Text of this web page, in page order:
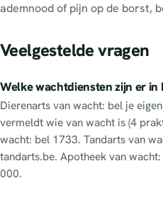
ademnood of pijn op de borst,
Veelgestelde vragen
Welke wachtdiensten zijn er in
Dierenarts van wacht: bel je
vermeldt wie van wacht is (4
wacht: bel 1733. Tandarts van
tandarts.be. Apotheek van
000.